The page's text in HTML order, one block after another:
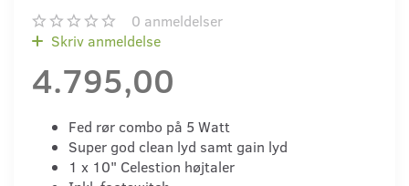
0 anmeldelser
Skriv anmeldelse
4.795,00
Fed rør combo på 5 Watt
Super god clean lyd samt gain lyd
1 x 10" Celestion højtaler